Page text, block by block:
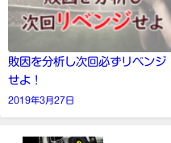
敗因を分析し次回必ずリベンジ
せよ！
2019年3月27日